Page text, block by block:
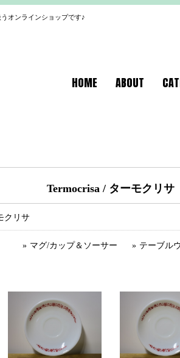
オンラインショップです♪
HOME ABOUT
Termocrisa / ターモクリサ
クリサ
マグ/カップ＆ソーサー テーブル